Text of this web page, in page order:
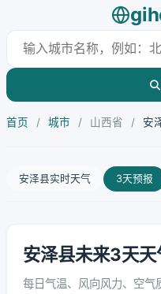
首页 / 城市 / 山西省 / 安
安泽县实时天气 3天预报
安泽县未来3天天
每日气温、风向风力、空气